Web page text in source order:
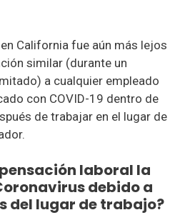
California fue aún más lejos
similar (durante un
a cualquier empleado
con COVID-19 dentro de
de trabajar en el lugar de
laboral la
debido a
del lugar de trabajo?